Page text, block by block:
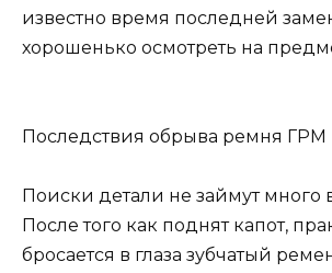
известно время последней
хорошенько осмотреть на
Последствия обрыва ремня ГРМ
Поиски детали не займут много
После того как поднят капот,
бросается в глаза зубчатый